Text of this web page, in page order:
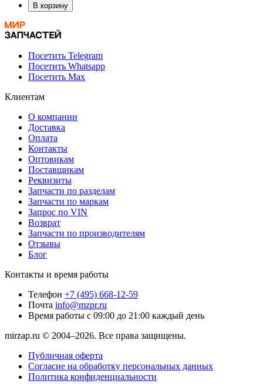
В корзину
Посетить Telegram
Посетить Whatsapp
Посетить Max
Клиентам
О компании
Доставка
Оплата
Контакты
Оптовикам
Поставщикам
Реквизиты
Запчасти по разделам
Запчасти по маркам
Запрос по VIN
Возврат
Запчасти по производителям
Отзывы
Блог
Контакты и время работы
Телефон +7 (495) 668-12-59
Почта info@mzpr.ru
Время работы с 09:00 до 21:00 каждый день
mirzap.ru © 2004–2026. Все права защищены.
Публичная оферта
Согласие на обработку персональных данных
Политика конфиденциальности